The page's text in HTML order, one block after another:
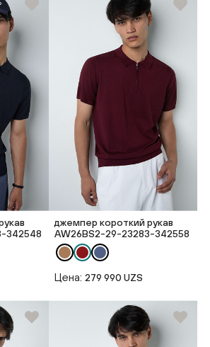
342548
джемпер короткий рукав
AW26BS2-29-23283-342558
Цена: 279 990 UZS